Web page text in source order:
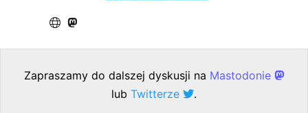
Zapraszamy do dalszej dyskusji na Mastodonie
lub Twitterze .